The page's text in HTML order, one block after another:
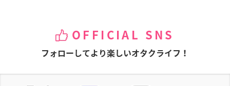
OFFICIAL SNS
フォローしてより楽しいオタクライフ！